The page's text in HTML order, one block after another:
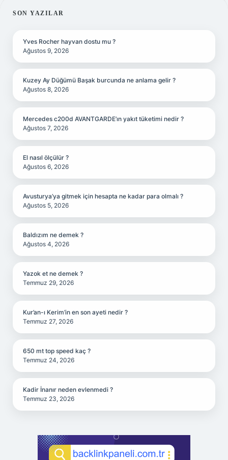
SIDEBAR
SON YAZILAR
Yves Rocher hayvan dostu mu ?
Ağustos 9, 2026
Kuzey Ay Düğümü Başak burcunda ne anlama gelir ?
Ağustos 8, 2026
Mercedes c200d AVANTGARDE’ın yakıt tüketimi nedir ?
Ağustos 7, 2026
El nasıl ölçülür ?
Ağustos 6, 2026
Avusturya’ya gitmek için hesapta ne kadar para olmalı ?
Ağustos 5, 2026
Baldızım ne demek ?
Ağustos 4, 2026
Yazok et ne demek ?
Temmuz 29, 2026
Kur’an-ı Kerim’in en son ayeti nedir ?
Temmuz 27, 2026
650 mt top speed kaç ?
Temmuz 24, 2026
Kadir İnanır neden evlenmedi ?
Temmuz 23, 2026